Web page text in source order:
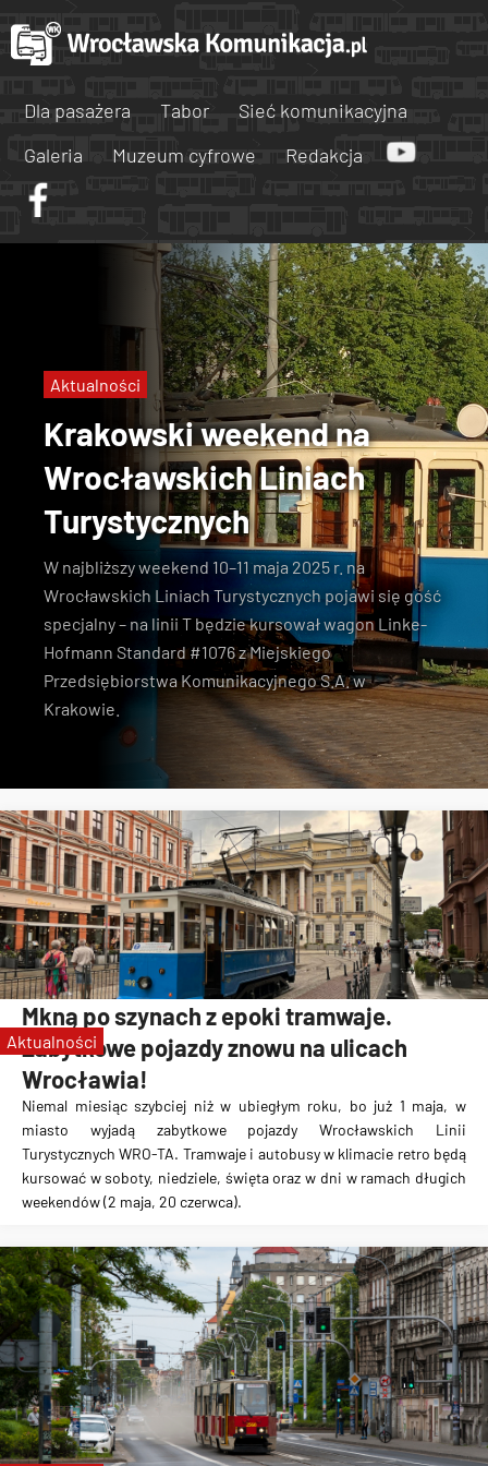
Dla pasażera Tabor
Sieć komunikacyjna
Galeria
Muzeum cyfrowe Redakcja
Krakowski weekend na
Wrocławskich Liniach
Turystycznych
W najbliższy weekend 10–11 maja 2025 r. na
Wrocławskich Liniach Turystycznych pojawi się gość
specjalny – na linii T będzie kursował wagon Linke-
Hofmann Standard #1076 z Miejskiego
Przedsiębiorstwa Komunikacyjnego S.A. w
Krakowie.
Aktualności
MPK Wrocław
zabytkowe tramwaje
KSTM
zabytkowe autobusy
WRO-TA
Mkną po szynach z epoki tramwaje.
Zabytkowe pojazdy znowu na ulicach
Wrocławia!
Niemal miesiąc szybciej niż w ubiegłym roku, bo już 1 maja, w
miasto wyjadą zabytkowe pojazdy Wrocławskich Linii
Turystycznych WRO-TA. Tramwaje i autobusy w klimacie retro będą
kursować w soboty, niedziele, święta oraz w dni w ramach długich
weekendów (2 maja, 20 czerwca).
Aktualności